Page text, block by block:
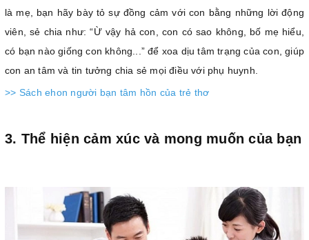
là mẹ, bạn hãy bày tỏ sự đồng cảm với con bằng những lời động
viên, sẻ chia như: “Ừ vậy hả con, con có sao không, bố mẹ hiểu,
có bạn nào giống con không...” để xoa dịu tâm trạng của con, giúp
con an tâm và tin tưởng chia sẻ mọi điều với phụ huynh.
>> Sách ehon người bạn tâm hồn của trẻ thơ
3. Thể hiện cảm xúc và mong muốn của bạn